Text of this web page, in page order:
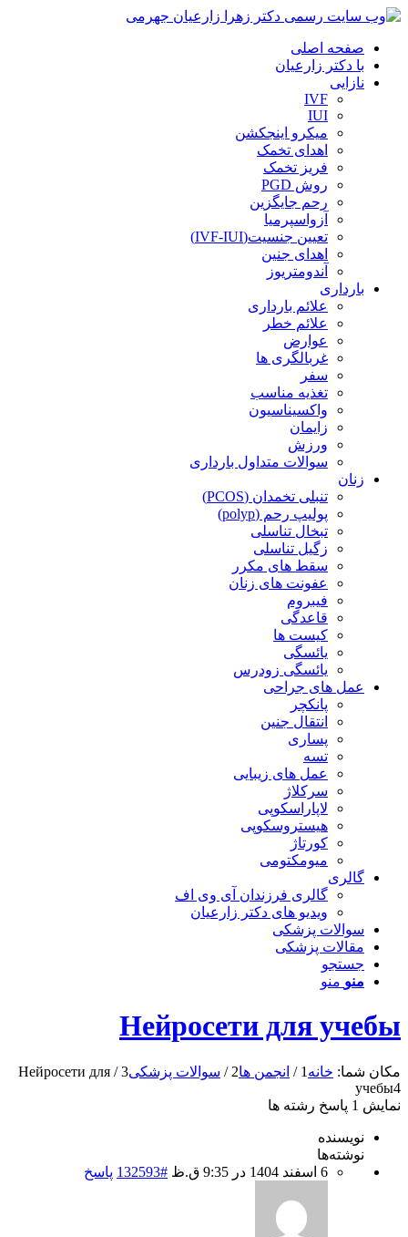
صفحه اصلی
با دکتر زارعیان
نازایی
IVF
IUI
میکرو اینجکشن
اهدای تخمک
فریز تخمک
روش PGD
رحم جایگزین
آزواسپرمیا
تعیین جنسیت(IVF-IUI)
اهدای جنین
آندومتریوز
بارداری
علائم بارداری
علائم خطر
عوارض
غربالگری ها
سفر
تغذیه مناسب
واکسیناسیون
زایمان
ورزش
سوالات متداول بارداری
زنان
تنبلی تخمدان (PCOS)
پولیپ رحم (polyp)
تبخال تناسلی
زگیل تناسلی
سقط های مکرر
عفونت های زنان
فیبروم
قاعدگی
کیست ها
یائسگی
یائسگی زودرس
عمل های جراحی
پانکچر
انتقال جنین
پساری
تسه
عمل های زیبایی
سرکلاژ
لاپاراسکوپی
هیستروسکوپی
کورتاژ
میومکتومی
گالری
گالری فرزندان آی وی اف
ویدیو های دکتر زارعیان
سوالات پزشکی
مقالات پزشکی
جستجو
منو منو
Нейросети для учебы
مکان شما: خانه 1
/ انجمن ها2
/ سوالات پزشکی3
/
Нейросети для
учебы4
نمایش 1 پاسخ رشته ها
نویسنده
نوشته‌ها
6 اسفند 1404 در 9:35 ق.ظ
#132593 پاسخ